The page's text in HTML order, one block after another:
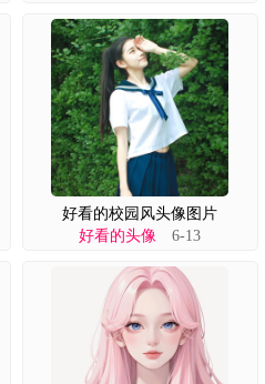
好看的校园风头像图片
好看的头像 6-13